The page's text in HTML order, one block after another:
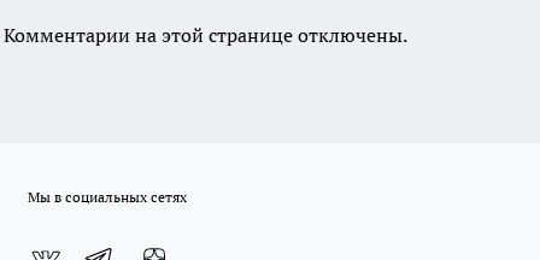
Комментарии на этой странице отключены.
Мы в социальных сетях